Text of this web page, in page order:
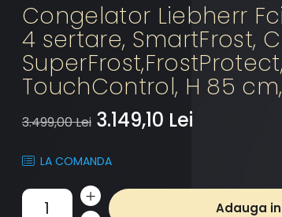
Congelator Liebherr Fci
4 sertare, SmartFrost,
SuperFrost,FrostProtect,
TouchControl, H 85
3.499,00 Lei 3.149,10 Lei
LA COMANDA
Adauga